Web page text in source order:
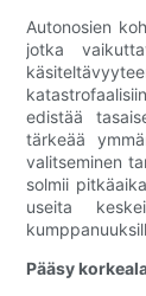
Autonosien
jotka
edistää
tärkeää
valitseminen
solmii
useita
Pääsy